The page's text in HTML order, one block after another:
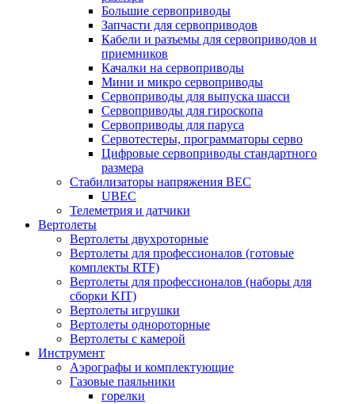
Большие сервоприводы
Запчасти для сервоприводов
Кабели и разъемы для сервоприводов и
приемников
Качалки на сервоприводы
Мини и микро сервоприводы
Сервоприводы для выпуска шасси
Сервоприводы для гироскопа
Сервоприводы для паруса
Сервотестеры, программаторы серво
Цифровые сервоприводы стандартного
размера
Стабилизаторы напряжения BEC
UBEC
Телеметрия и датчики
Вертолеты
Вертолеты двухроторные
Вертолеты для профессионалов (готовые
комплекты RTF)
Вертолеты для профессионалов (наборы для
сборки KIT)
Вертолеты игрушки
Вертолеты однороторные
Вертолеты с камерой
Инструмент
Аэрографы и комплектующие
Газовые паяльники
горелки